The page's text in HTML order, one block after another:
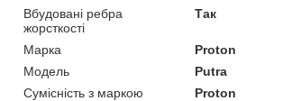
Вбудовані ребра
жорсткості
Так
Марка
Proton
Модель
Putra
Сумісність з маркою
Proton